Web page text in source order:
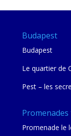
Budapest
Budapest
Le quartier de
Pest – les
Promenade le